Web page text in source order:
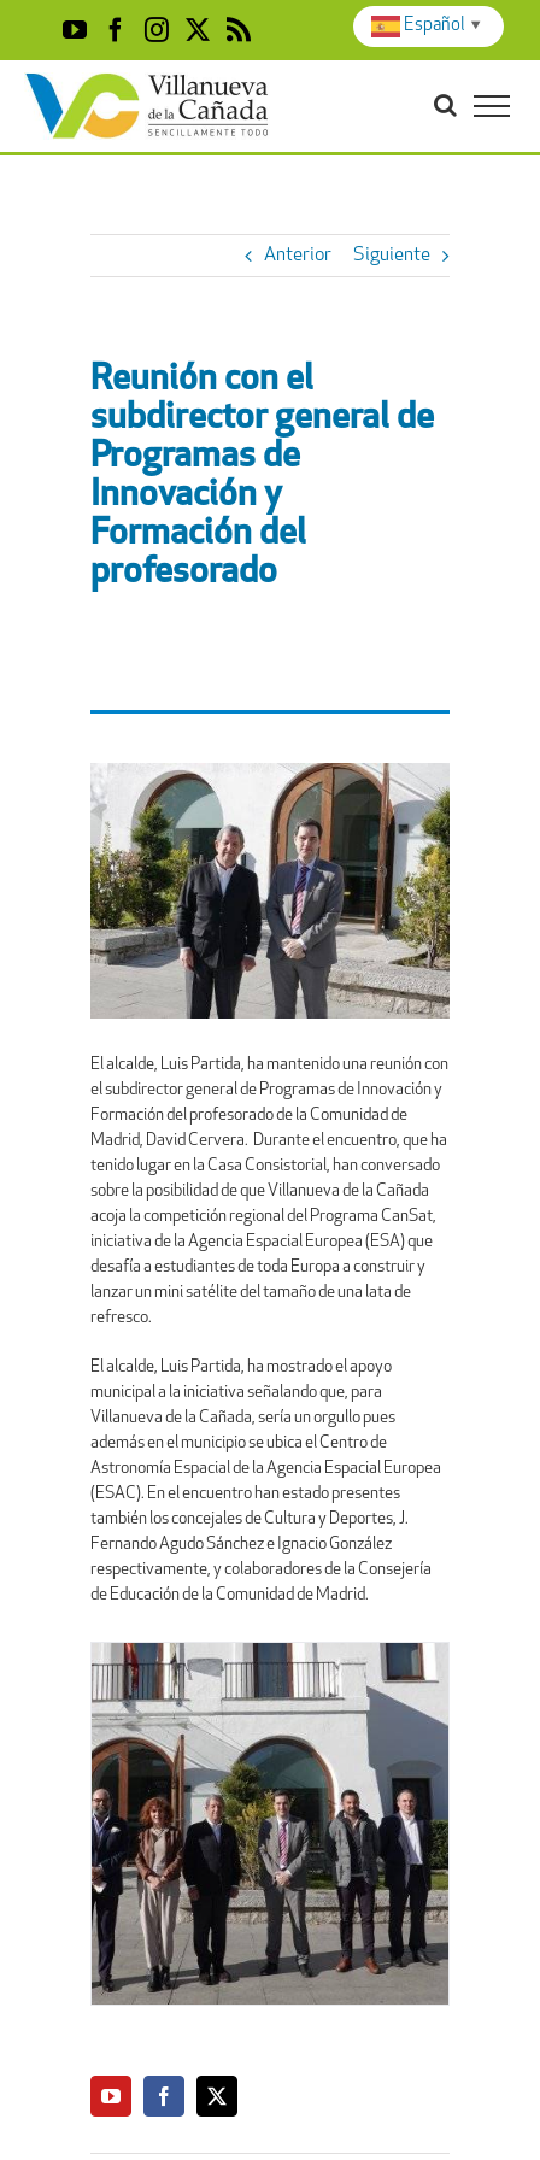
content
YouTubeFacebook
Instagram
X Rss
Anterior Siguiente
Reunión con el
subdirector general de
Programas de
Innovación y
Formación del
profesorado
El alcalde, Luis Partida, ha mantenido una reunión con
el subdirector general de Programas de Innovación y
Formación del profesorado de la Comunidad de
Madrid, David Cervera. Durante el encuentro, que ha
tenido lugar en la Casa Consistorial, han conversado
sobre la posibilidad de que Villanueva de la Cañada
acoja la competición regional del Programa CanSat,
iniciativa de la Agencia Espacial Europea (ESA) que
desafía a estudiantes de toda Europa a construir y
lanzar un mini satélite del tamaño de una lata de
refresco.
El alcalde, Luis Partida, ha mostrado el apoyo
municipal a la iniciativa señalando que, para
Villanueva de la Cañada, sería un orgullo pues
además en el municipio se ubica el Centro de
Astronomía Espacial de la Agencia Espacial Europea
(ESAC). En el encuentro han estado presentes
también los concejales de Cultura y Deportes, J.
Fernando Agudo Sánchez e Ignacio González
respectivamente, y colaboradores de la Consejería
de Educación de la Comunidad de Madrid.
Español ▼